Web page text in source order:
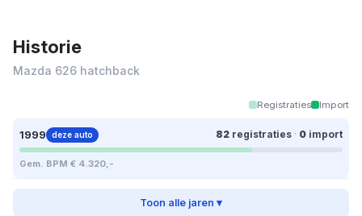
Historie
Mazda 626 hatchback
Registraties Import
1999 deze auto 82 registraties · 0 import
Gem. BPM € 4.320,-
Toon alle jaren ▾